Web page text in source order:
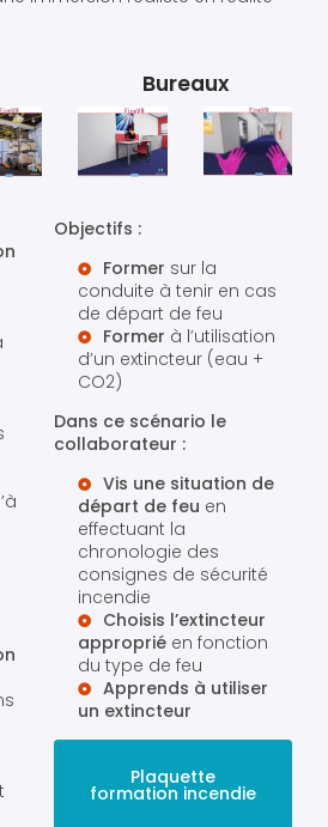
Bureaux
Objectifs :
Former sur la
conduite à tenir en cas
de départ de feu
Former à l’utilisation
d’un extincteur (eau +
CO2)
Dans ce scénario le
collaborateur :
Vis une situation de
départ de feu en
effectuant la
chronologie des
consignes de sécurité
incendie
Choisis l’extincteur
approprié en fonction
du type de feu
Apprends à utiliser
un extincteur
Plaquette
formation incendie